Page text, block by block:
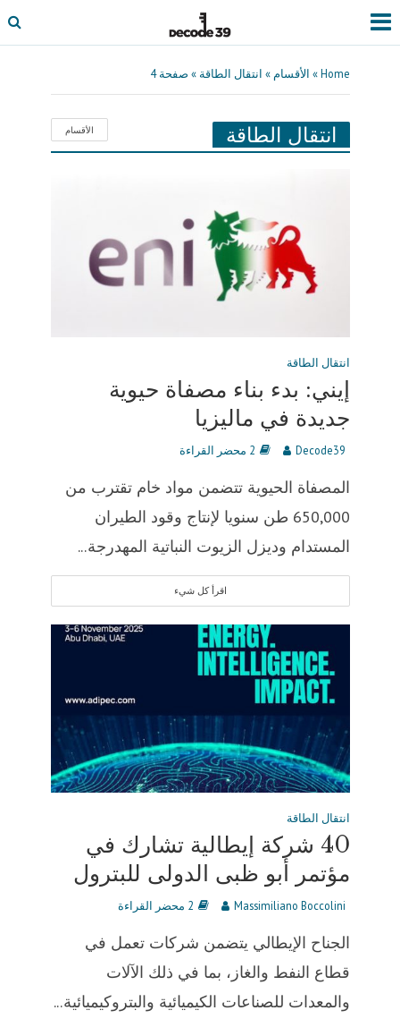
Home
» الأقسام » انتقال الطاقة » صفحة 4
انتقال الطاقة الأقسام
انتقال الطاقة
إيني: بدء بناء مصفاة حيوية
جديدة في ماليزيا
Decode39 2 محضر القراءة
المصفاة الحيوية تتضمن مواد خام تقترب من
650,000 طن سنويا لإنتاج وقود الطيران
المستدام وديزل الزيوت النباتية المهدرجة...
اقرأ كل شيء
انتقال الطاقة
40 شركة إيطالية تشارك في
مؤتمر أبو ظبى الدولى للبترول
Massimiliano Boccolini 2 محضر القراءة
الجناح الإيطالي يتضمن شركات تعمل في
قطاع النفط والغاز، بما في ذلك الآلات
والمعدات للصناعات الكيميائية والبتروكيميائية...